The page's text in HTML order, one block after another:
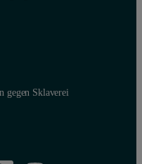
gegen Sklaverei